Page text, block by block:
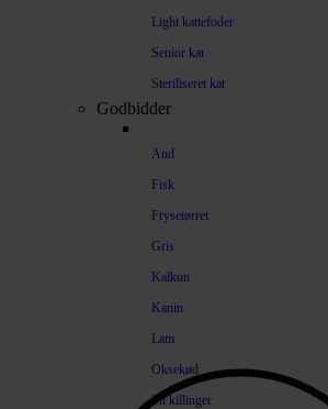
Light kattefoder
Senior kat
Steriliseret kat
Godbidder
And
Fisk
Frysetørret
Gris
Kalkun
Kanin
Lam
Oksekød
Til killinger